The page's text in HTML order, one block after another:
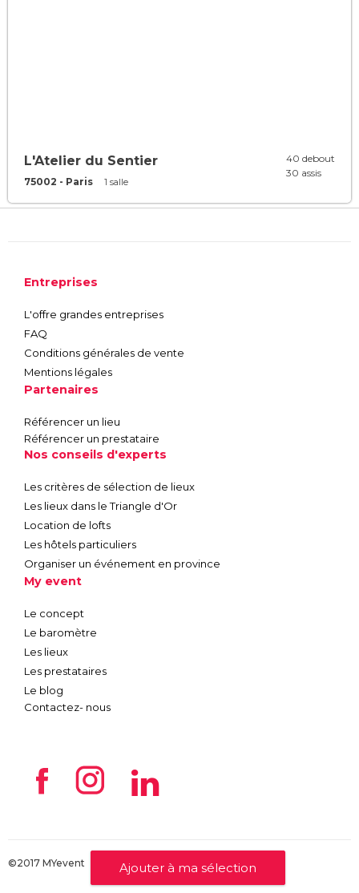
L'Atelier du Sentier
75002 - Paris 1 salle
40 debout
30 assis
Entreprises
L'offre grandes entreprises
FAQ
Conditions générales de vente
Mentions légales
Partenaires
Référencer un lieu
Référencer un prestataire
Nos conseils d'experts
Les critères de sélection de lieux
Les lieux dans le Triangle d'Or
Location de lofts
Les hôtels particuliers
Organiser un événement en province
My event
Le concept
Le baromètre
Les lieux
Les prestataires
Le blog
Contactez- nous
©2017 MYevent